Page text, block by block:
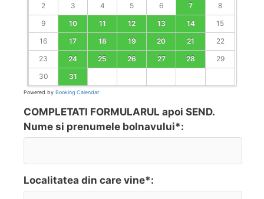
2
3 4 5 6 7
8
9
10 11 12 13 14
15
16
17 18 19 20 21
22
23
24 25 26 27 28
29
30
31
Powered by Booking Calendar
COMPLETATI FORMULARUL apoi SEND.
Nume si prenumele bolnavului*:
Localitatea din care vine*: